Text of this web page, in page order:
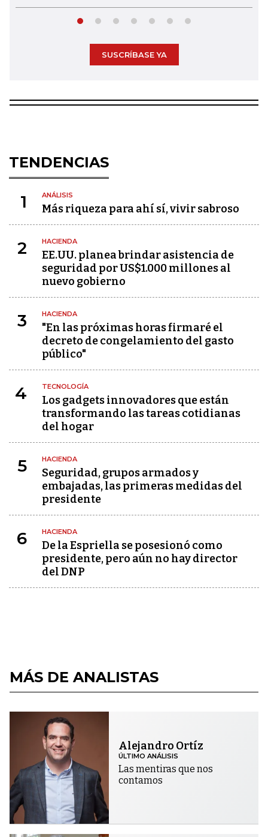
SUSCRÍBASE YA
TENDENCIAS
1 ANÁLISIS
Más riqueza para ahí sí, vivir sabroso
2 HACIENDA
EE.UU. planea brindar asistencia de
seguridad por US$1.000 millones al
nuevo gobierno
3 HACIENDA
"En las próximas horas firmaré el
decreto de congelamiento del gasto
público"
4 TECNOLOGÍA
Los gadgets innovadores que están
transformando las tareas cotidianas
del hogar
5 HACIENDA
Seguridad, grupos armados y
embajadas, las primeras medidas del
presidente
6 HACIENDA
De la Espriella se posesionó como
presidente, pero aún no hay director
del DNP
MÁS DE ANALISTAS
Alejandro Ortíz
ÚLTIMO ANÁLISIS
Las mentiras que nos
contamos